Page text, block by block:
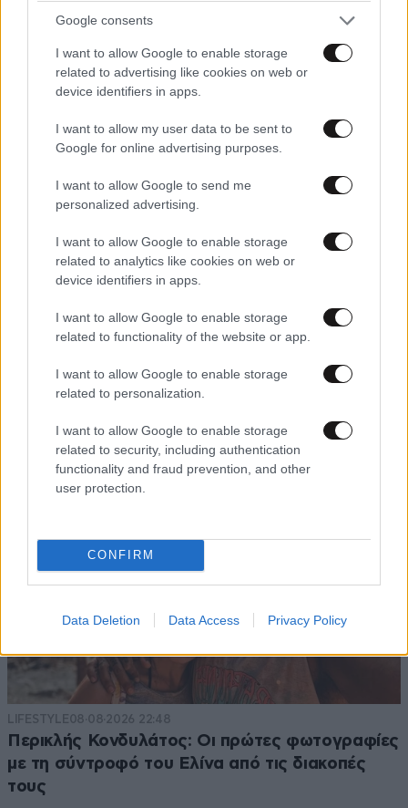
Google consents
I want to allow Google to enable storage
related to advertising like cookies on web or
device identifiers in apps.
I want to allow my user data to be sent to
Google for online advertising purposes.
I want to allow Google to send me
personalized advertising.
I want to allow Google to enable storage
related to analytics like cookies on web or
device identifiers in apps.
I want to allow Google to enable storage
related to functionality of the website or app.
I want to allow Google to enable storage
related to personalization.
I want to allow Google to enable storage
related to security, including authentication
functionality and fraud prevention, and other
user protection.
CONFIRM
Data Deletion Data Access Privacy Policy
LIFESTYLE08·08·2026 21:36
για έναν χρόνο» από τον σύζυγό της στην
Κωνσταντινούπολη
LIFESTYLE08·08·2026 22:48
Περικλής Κονδυλάτος: Οι πρώτες φωτογραφίες
με τη σύντροφό του Ελίνα από τις διακοπές
τους